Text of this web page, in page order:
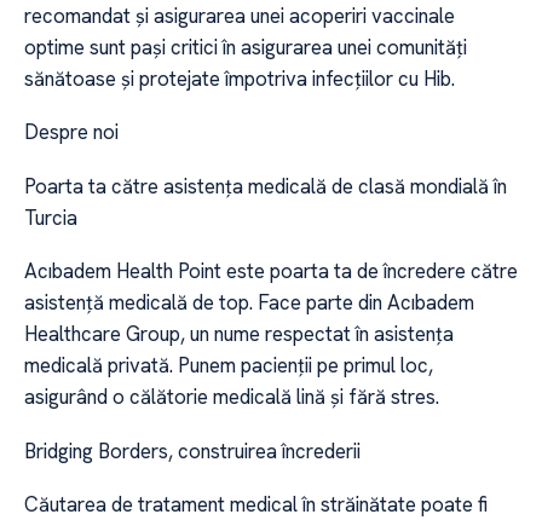
recomandat și asigurarea unei acoperiri vaccinale
optime sunt pași critici în asigurarea unei comunități
sănătoase și protejate împotriva infecțiilor cu Hib.
Despre noi
Poarta ta către asistența medicală de clasă mondială în
Turcia
Acıbadem Health Point este poarta ta de încredere către
asistență medicală de top. Face parte din Acıbadem
Healthcare Group, un nume respectat în asistența
medicală privată. Punem pacienții pe primul loc,
asigurând o călătorie medicală lină și fără stres.
Bridging Borders, construirea încrederii
Căutarea de tratament medical în străinătate poate fi